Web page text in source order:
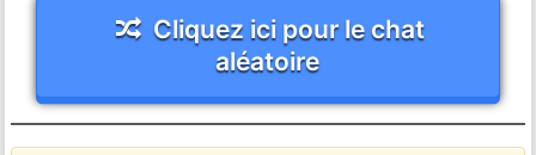
Cliquez ici pour le chat
aléatoire